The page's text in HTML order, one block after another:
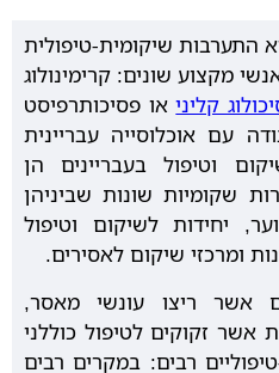
התערבות שיקומית-טיפולית
מקצוע שונים: קרימינולוג
קליניאו פסיכותרפיסט
עם אוכלוסייה עבריינית
וטיפול בעבריינים הן
שקומיות שונות שביניהן
יחידות לשיקום וטיפול
ומרכזי שיקום לאסירים.
אשר ריצו עונשי מאסר,
אשר זקוקים לטיפול כוללני
רבים: במקרים רבים